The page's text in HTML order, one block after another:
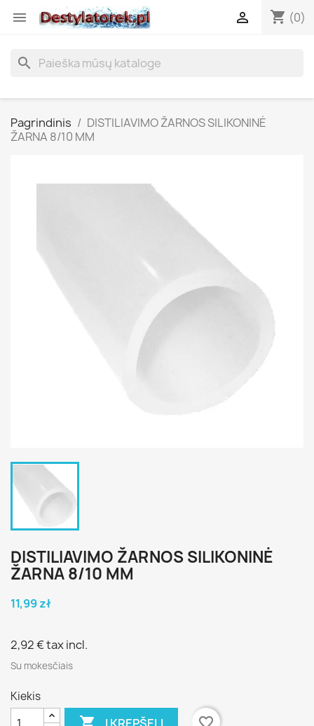
 shopping_cart (0)

search
Pagrindinis
DISTILIAVIMO ŽARNOS SILIKONINĖ
ŽARNA 8/10 MM
DISTILIAVIMO ŽARNOS SILIKONINĖ
ŽARNA 8/10 MM
11,99 zł
2,92 €tax incl.
Su mokesčiais
Kiekis
 Į KREPŠELĮ favorite_border